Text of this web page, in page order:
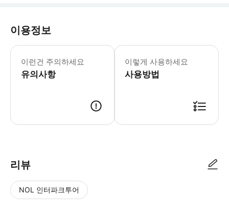
이용정보
이런건 주의하세요
유의사항
* 소요시간 : 840분 (옵션에 따라 소
이렇게 사용하세요
사용방법
리뷰
NOL 인터파크투어